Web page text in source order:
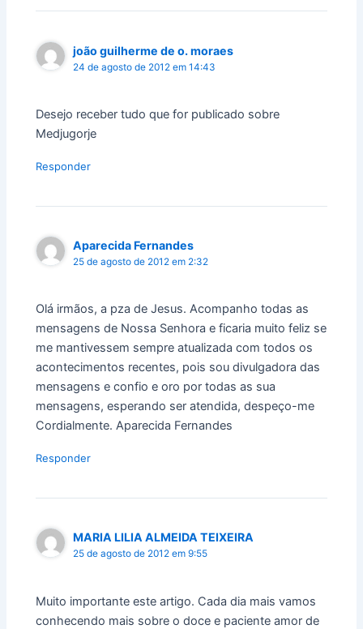
joão guilherme de o. moraes
24 de agosto de 2012 em 14:43
Desejo receber tudo que for publicado sobre
Medjugorje
Responder
Aparecida Fernandes
25 de agosto de 2012 em 2:32
Olá irmãos, a pza de Jesus. Acompanho todas as
mensagens de Nossa Senhora e ficaria muito feliz se
me mantivessem sempre atualizada com todos os
acontecimentos recentes, pois sou divulgadora das
mensagens e confio e oro por todas as sua
mensagens, esperando ser atendida, despeço-me
Cordialmente. Aparecida Fernandes
Responder
MARIA LILIA ALMEIDA TEIXEIRA
25 de agosto de 2012 em 9:55
Muito importante este artigo. Cada dia mais vamos
conhecendo mais sobre o doce e paciente amor de